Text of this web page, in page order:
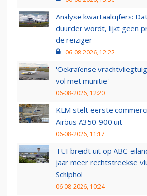
Analyse kwartaalcijfers:
duurder wordt, lijkt geen
de reiziger
06-08-2026, 12:22
'Oekraïense
vol met munitie'
06-08-2026, 12:20
KLM stelt eerste
Airbus A350-900 uit
06-08-2026, 11:17
TUI breidt uit op ABC-
jaar meer rechtstreekse
Schiphol
06-08-2026, 10:24